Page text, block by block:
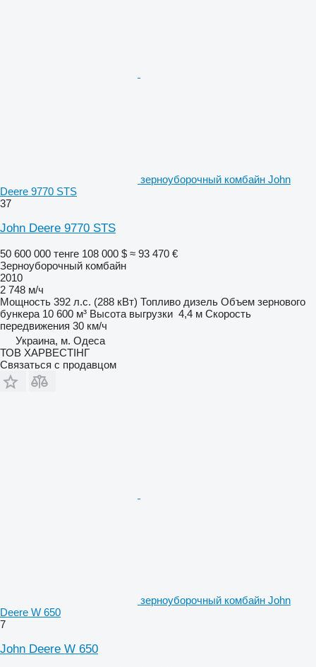
зерноуборочный комбайн John
Deere 9770 STS
37
John Deere 9770 STS
50 600 000 тенге 108 000 $ ≈ 93 470 €
Зерноуборочный комбайн
2010
2 748 м/ч
Мощность 392 л.с. (288 кВт) Топливо дизель Объем зернового
бункера 10 600 м³ Высота выгрузки 4,4 м Скорость
передвижения 30 км/ч
Украина, м. Одеса
ТОВ ХАРВЕСТІНГ
Связаться с продавцом
зерноуборочный комбайн John
Deere W 650
7
John Deere W 650